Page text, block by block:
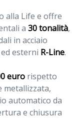
alla Life e offre
a 30 tonalità,
in acciaio
esterni R-Line.
euro rispetto
metallizzata,
automatico da
e chiusura